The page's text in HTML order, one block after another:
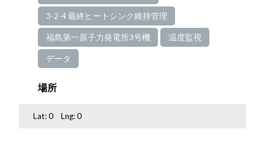
3-2-4 最終ヒートシンク維持管理
福島第一原子力発電所3号機 温度監視
データ
場所
Lat:0 Lng:0